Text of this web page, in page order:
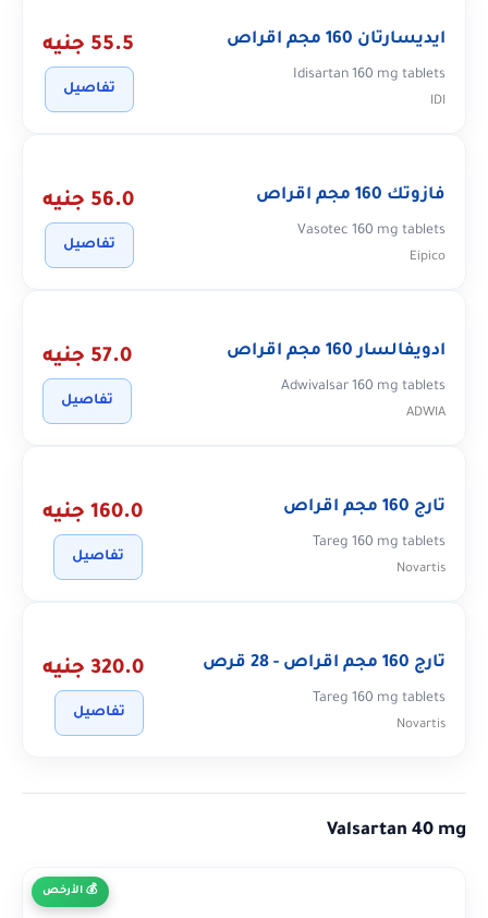
ايديسارتان 160 مجم اقراص
Idisartan 160 mg tablets
IDI
55.5 جنيه
تفاصيل
فازوتك 160 مجم اقراص
Vasotec 160 mg tablets
Eipico
56.0 جنيه
تفاصيل
ادويفالسار 160 مجم اقراص
Adwivalsar 160 mg tablets
ADWIA
57.0 جنيه
تفاصيل
تارج 160 مجم اقراص
Tareg 160 mg tablets
Novartis
160.0 جنيه
تفاصيل
تارج 160 مجم اقراص - 28 قرص
Tareg 160 mg tablets
Novartis
320.0 جنيه
تفاصيل
Valsartan 40 mg
الأرخص